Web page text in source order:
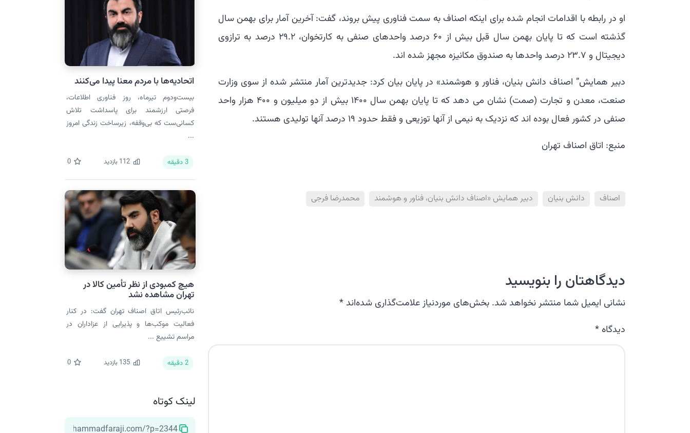
او در رابطه با اقدامات انجام شده برای اینکه اصناف به سمت فناوری پیش بروند، گفت: آخرین آمار برای بهمن سال
گذشته است که تا پایان بهمن سال قبل بیش از ۶۰ درصد واحدهای صنفی به کارتخوان، ۲۹.۲ درصد به ترازوی
دیجیتال و ۲۳.۷ درصد واحدها به صندوق مکانیزه مجهز شده اند.
دبیر همایش” اصناف دانش بنیان، فناور و هوشمند» در پایان بیان کرد: جدیدترین آمار منتشر شده از سوی وزارت
صنعت، معدن و تجارت (صمت) نشان می دهد که تا پایان بهمن سال ۱۴۰۰ بیش از دو میلیون و ۴۰۰ هزار واحد
صنفی در کشور فعال بوده اند که نزدیک به نیمی از آنها توزیعی و فقط حدود ۱۹ درصد آنها تولیدی هستند.
منبع: اتاق اصناف تهران
اصناف دانش بنیان دبير همايش «اصناف دانش بنيان، فناور و هوشمند محمدرضا فرجی
دیدگاهتان را بنویسید
نشانی ایمیل شما منتشر نخواهد شد. بخش‌های موردنیاز علامت‌گذاری شده‌اند *
دیدگاه *
اتحادیه‌ها با مردم معنا پیدا می‌کنند
بیست‌ودوم تیرماه، روز فناوری اطلاعات،
فرصتی ارزشمند برای پاسداشت تلاش
کسانی‌ست که بی‌وقفه، زیرساخت زندگی امروز
...
3 دقیقه 112 بازدید 0
هیچ کمبودی از نظر تأمین کالا در
تهران مشاهده نشد
نائب‌رئیس اتاق اصناف تهران گفت: در کنار
فعالیت موکب‌ها و پذیرایی از عزاداران در
مراسم تشییع ...
2 دقیقه 135 بازدید 0
لینک کوتاه